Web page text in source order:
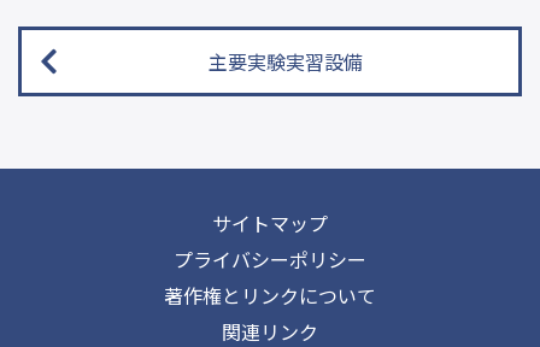
主要実験実習設備
サイトマップ
プライバシーポリシー
著作権とリンクについて
関連リンク